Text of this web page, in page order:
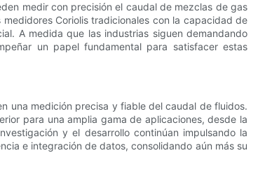
medir con precisión el caudal de mezclas de gas
Coriolis tradicionales con la capacidad de
A medida que las industrias siguen demandando
un papel fundamental para satisfacer estas
una medición precisa y fiable del caudal de fluidos.
para una amplia gama de aplicaciones, desde la
y el desarrollo continúan impulsando la
e integración de datos, consolidando aún más su